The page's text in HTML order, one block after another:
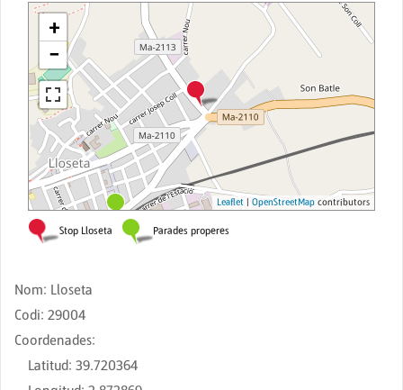
Nom: Lloseta
Codi: 29004
Coordenades:
Latitud: 39.720364